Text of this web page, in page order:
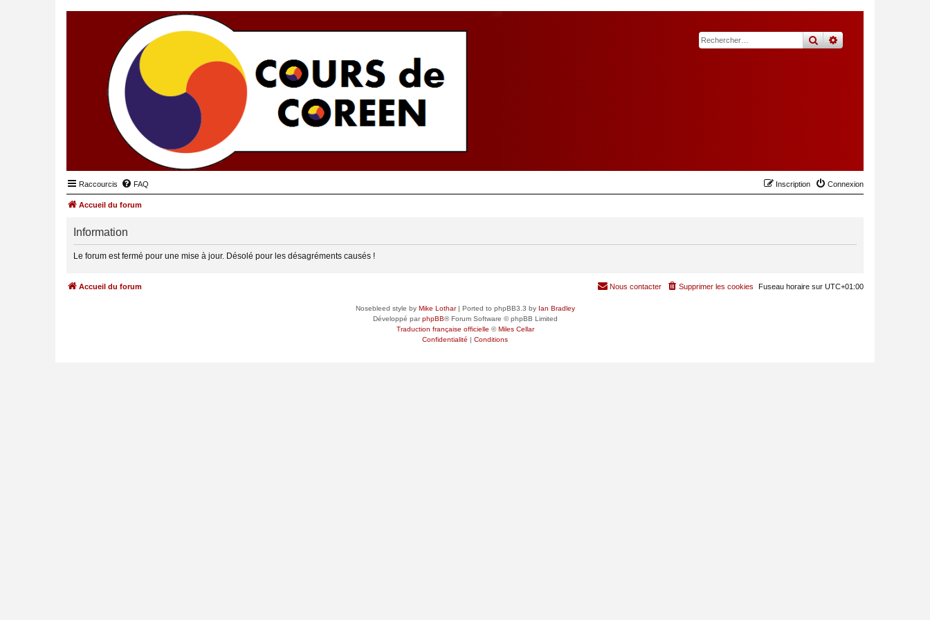
rechercher
recherche
Raccourcis FAQ Connexion
Inscription
Accueil du forum
Information
Le forum est fermé pour une mise à jour. Désolé pour les désagréments causés !
Accueil du forum Fuseau horaire sur UTC+01:00
Supprimer les cookies
Nous contacter
Nosebleed style by Mike Lothar| Ported to phpBB3.3 by Ian Bradley
Développé parphpBB® Forum Software © phpBB Limited
Traduction française officielle ©Miles Cellar
Confidentialité | Conditions